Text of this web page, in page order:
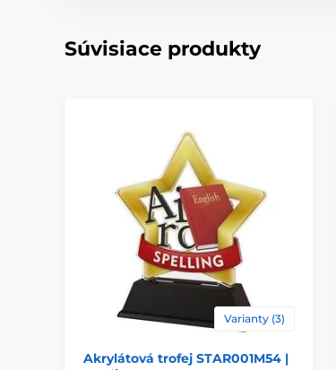
Súvisiace produkty
Varianty (3)
Akrylátová trofej STAR001M54 |